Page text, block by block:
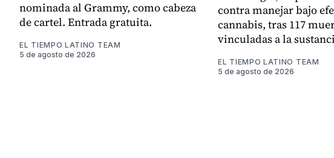
nominada al Grammy, como cabeza
de cartel. Entrada gratuita.
EL TIEMPO LATINO TEAM
5 de agosto de 2026
contra manejar bajo
cannabis, tras 117
vinculadas a la
EL TIEMPO LATINO TEAM
5 de agosto de 2026